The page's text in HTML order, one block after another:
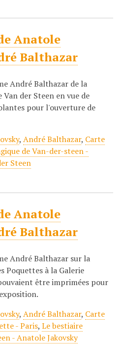
Anatole
Balthazar
André Balthazar de la
der Steen en vue de
pour l'ouverture de
, André Balthazar, Carte
de Van-der-steen -
Steen
Anatole
Balthazar
André Balthazar sur la
Poquettes à la Galerie
être imprimées pour
, André Balthazar, Carte
- Paris, Le bestiaire
- Anatole Jakovsky